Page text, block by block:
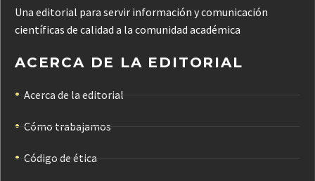
Una editorial para servir información y comunicación
científicas de calidad a la comunidad académica
ACERCA DE LA EDITORIAL
Acerca de la editorial
Cómo trabajamos
Código de ética